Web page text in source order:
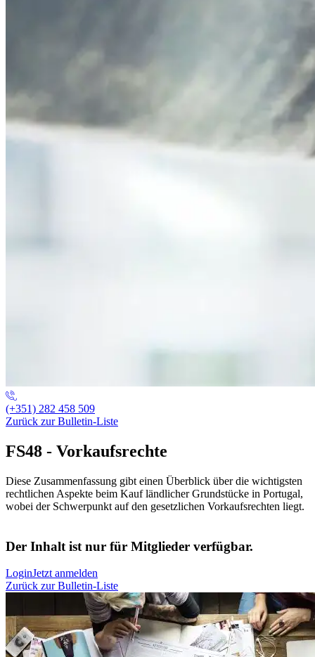
(+351) 282 458 509
Zurück zur Bulletin-Liste
FS48 - Vorkaufsrechte
Diese Zusammenfassung gibt einen Überblick über die wichtigsten
rechtlichen Aspekte beim Kauf ländlicher Grundstücke in Portugal,
wobei der Schwerpunkt auf den gesetzlichen Vorkaufsrechten liegt.
Der Inhalt ist nur für Mitglieder verfügbar.
LoginJetzt anmelden
Zurück zur Bulletin-Liste